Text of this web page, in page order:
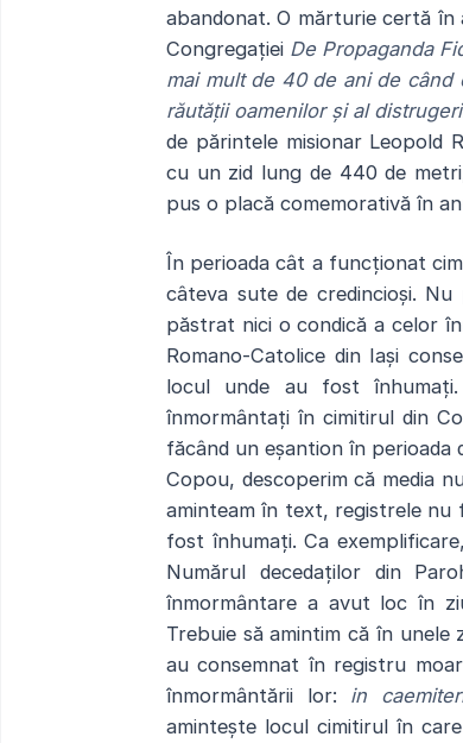
abandonat. O mărturie certă
Congregației De Propaganda
mai mult de 40 de ani de când
răutății oamenilor și al
de părintele misionar Leopold
cu un zid lung de 440 de
pus o placă comemorativă în
În perioada cât a funcționat
câteva sute de credincioși.
păstrat nici o condică a celor
Romano-Catolice din Iași
locul unde au fost
înmormântați în cimitirul din
făcând un eșantion în
Copou, descoperim că media
aminteam în text, registrele
fost înhumați. Ca
Numărul decedaților din
înmormântare a avut loc în
Trebuie să amintim că în
au consemnat în registru
înmormântării lor: in
amintește locul cimitirul în